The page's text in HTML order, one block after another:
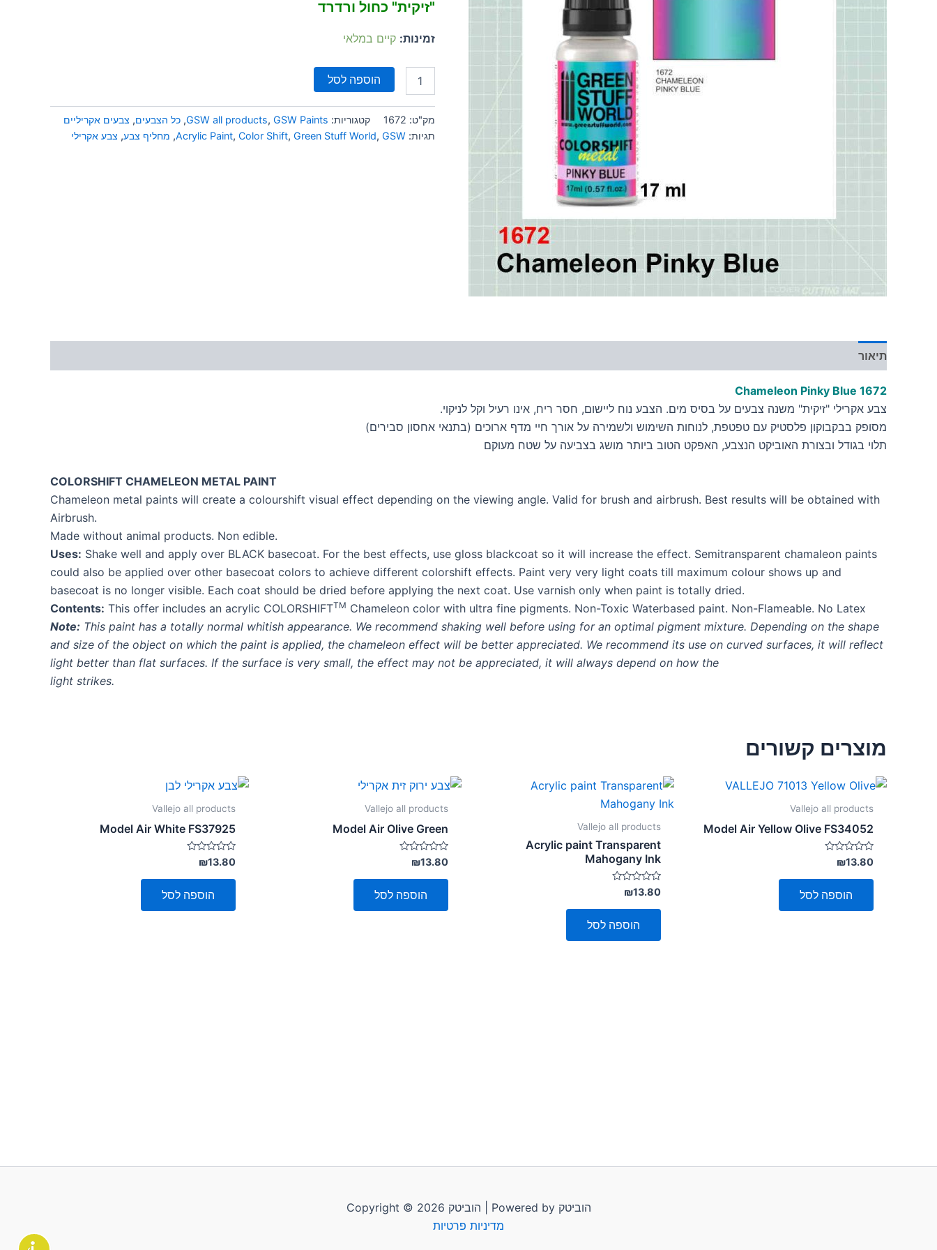
"זיקית" כחול ורדרד
זמינות: קיים במלאי
הוספה לסל
מק"ט: 1672 קטגוריות: GSW all products, GSW Paints
, כל הצבעים, צבעים אקריליים
תגיות:
Acrylic Paint, Color Shift, Green Stuff World, GSW
, מחליף צבע, צבע אקרילי
תיאור
Chameleon Pinky Blue 1672
צבע אקרילי "זיקית" משנה צבעים על בסיס מים. הצבע נוח ליישום, חסר ריח, אינו רעיל וקל לניקוי.
מסופק בבקבוקון פלסטיק עם טפטפת, לנוחות השימוש ולשמירה על אורך חיי מדף ארוכים (בתנאי אחסון סבירים)
תלוי בגודל ובצורת האוביקט הנצבע, האפקט הטוב ביותר מושג בצביעה על שטח מעוקם
COLORSHIFT CHAMELEON METAL PAINT
Chameleon metal paints will create a colourshift visual effect depending on the viewing angle. Valid for brush and airbrush. Best results will be obtained with
Airbrush.
Made without animal products. Non edible.
Uses: Shake well and apply over BLACK basecoat. For the best effects, use gloss blackcoat so it will increase the effect. Semitransparent chamaleon paints
could also be applied over other basecoat colors to achieve different colorshift effects. Paint very very light coats till maximum colour shows up and
basecoat is no longer visible. Each coat should be dried before applying the next coat. Use varnish only when paint is totally dried.
Contents: This offer includes an acrylic COLORSHIFTTM Chameleon color with ultra fine pigments. Non-Toxic Waterbased paint. Non-Flameable. No Latex
Note: This paint has a totally normal whitish appearance. We recommend shaking well before using for an optimal pigment mixture. Depending on the shape
and size of the object on which the paint is applied, the chameleon effect will be better appreciated. We recommend its use on curved surfaces, it will reflect
light better than flat surfaces. If the surface is very small, the effect may not be appreciated, it will always depend on how the
light strikes.
מוצרים קשורים
Vallejo all products
Model Air Yellow Olive FS34052
דורג
0
מתוך
₪13.80
הוספה לסל
Vallejo all products
Acrylic paint Transparent
Mahogany Ink
דורג
0
מתוך
₪13.80
הוספה לסל
Vallejo all products
Model Air Olive Green
דורג
0
מתוך
₪13.80
הוספה לסל
Vallejo all products
Model Air White FS37925
דורג
0
מתוך
₪13.80
הוספה לסל
Copyright © 2026 הוביטק | Powered by הוביטק
מדיניות פרטיות